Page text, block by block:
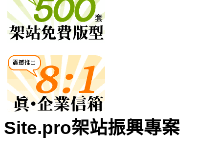
Site.pro架站振興專案